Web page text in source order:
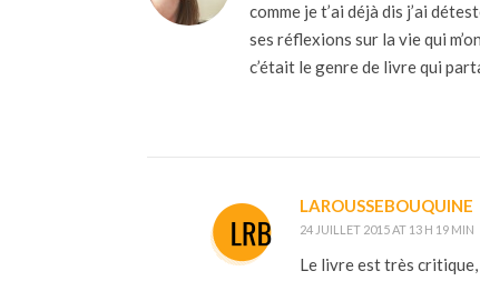
comme je t’ai déjà dis j’ai
ses réflexions sur la vie qui
c’était le genre de livre qui
LAROUSSEBOUQUINE
24 JUILLET 2015 AT 13 H 19 MIN
Le livre est très